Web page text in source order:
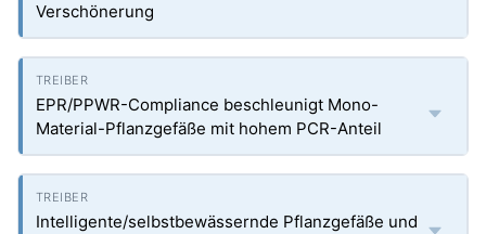
Verschönerung
EPR/PPWR-Compliance beschleunigt Mono-
Material-Pflanzgefäße mit hohem PCR-Anteil
Intelligente/selbstbewässernde Pflanzgefäße und